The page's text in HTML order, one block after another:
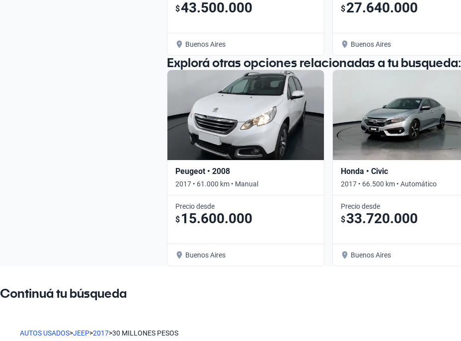
$43.500.000
Buenos Aires
$27.640.000
Buenos Aires
Explorá otras opciones relacionadas a tu busqueda:
Peugeot • 2008
2017 • 61.000 km • Manual
Precio desde
$ 15.600.000
Buenos Aires
Honda • Civic
2017 • 66.500 km • Automático
Precio desde
$33.720.000
Buenos Aires
Continuá tu búsqueda
AUTOS USADOS>JEEP>2017>30 MILLONES PESOS